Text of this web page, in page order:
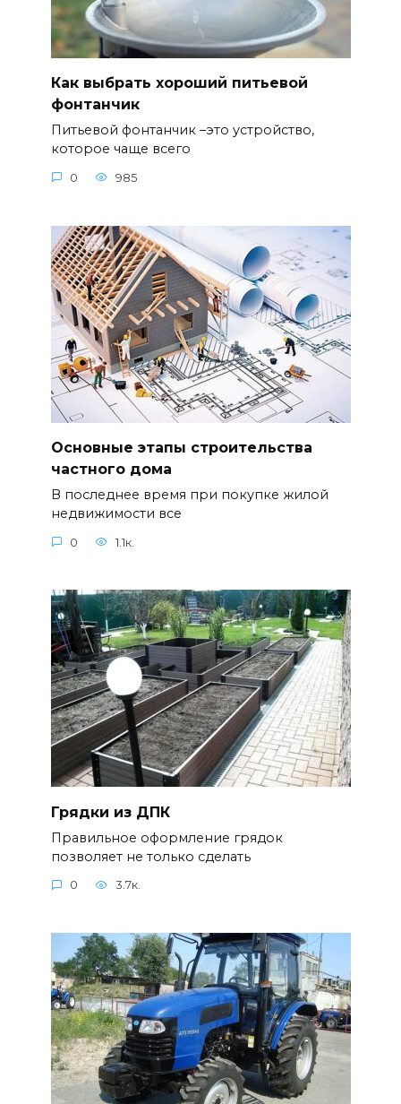
Как выбрать хороший питьевой
фонтанчик
Питьевой фонтанчик –это устройство,
которое чаще всего
0 985
Основные этапы строительства
частного дома
В последнее время при покупке жилой
недвижимости все
0 1.1к.
Грядки из ДПК
Правильное оформление грядок
позволяет не только сделать
0 3.7к.